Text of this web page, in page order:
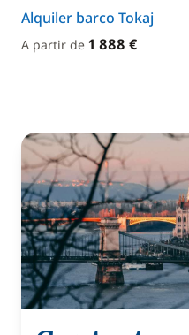
Alquiler barco Tokaj
A partir de 1 888 €